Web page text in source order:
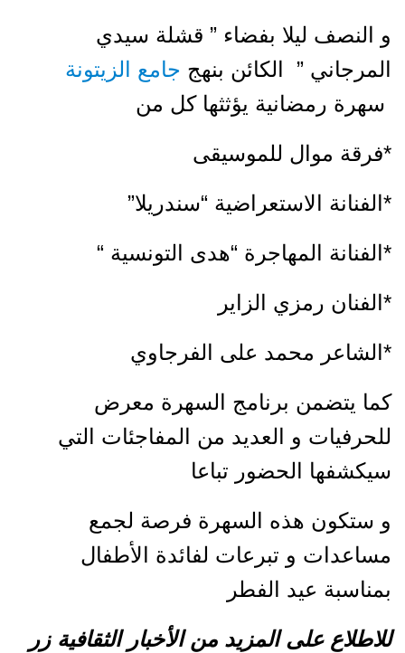
و النصف ليلا بفضاء ” قشلة سيدي
المرجاني ” الكائن بنهج جامع الزيتونة
سهرة رمضانية يؤثثها كل من
*فرقة موال للموسيقى
*الفنانة الاستعراضية “سندريلا”
*الفنانة المهاجرة “هدى التونسية “
*الفنان رمزي الزاير
*الشاعر محمد على الفرجاوي
كما يتضمن برنامج السهرة معرض
للحرفيات و العديد من المفاجئات التي
سيكشفها الحضور تباعا
و ستكون هذه السهرة فرصة لجمع
مساعدات و تبرعات لفائدة الأطفال
بمناسبة عيد الفطر
للاطلاع على المزيد من الأخبار الثقافية زر